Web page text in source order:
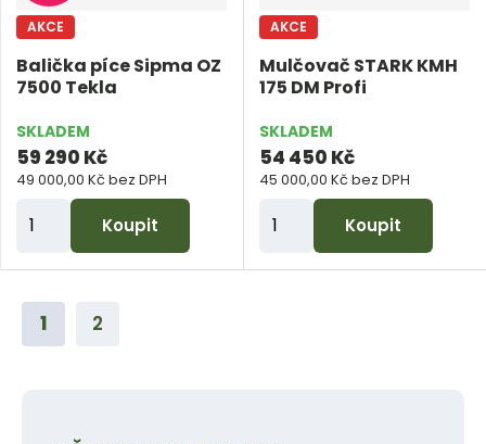
č
e
t
č
e
t
AKCE
Balička píce Sipma OZ
7500 Tekla
59 290 Kč
49 000,00 Kč bez DPH
ě
n
Koupit
SKLADEM
AKCE
Mulčovač STARK KMH
175 DM Profi
54 450 Kč
45 000,00 Kč bez DPH
ě
Koupit
SKLADEM
1 2